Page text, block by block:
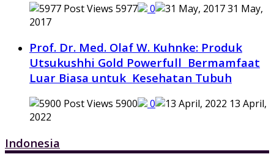
5977 0
31 May,
2017
Prof. Dr. Med. Olaf W. Kuhnke: Produk
Utsukushhi Gold Powerfull Bermamfaat
Luar Biasa untuk Kesehatan Tubuh
5900 0
13 April,
2022
Indonesia